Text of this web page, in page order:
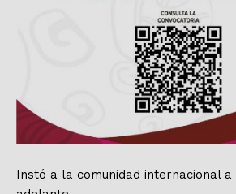
Instó a la comunidad internacional a